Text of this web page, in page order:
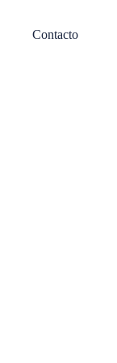
Contacto